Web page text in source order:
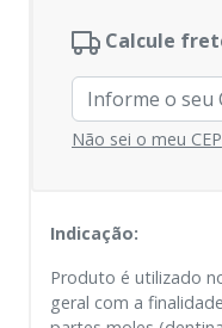
Calcule
Não sei o meu CEP
Indicação:
Produto é utilizado
geral com a